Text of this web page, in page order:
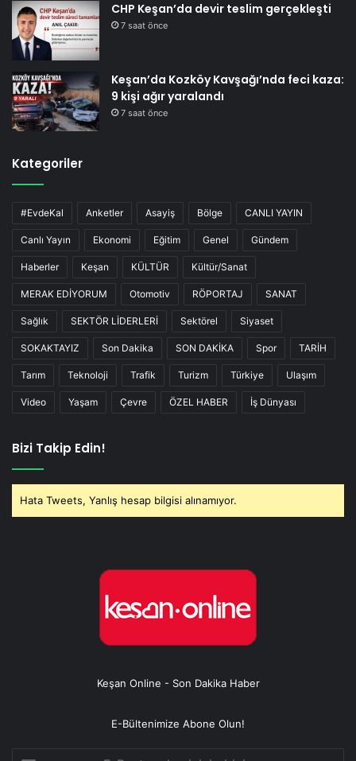
CHP Keşan’da devir teslim gerçekleşti
7 saat önce
Keşan’da Kozköy Kavşağı’nda feci kaza:
9 kişi ağır yaralandı
7 saat önce
Kategoriler
#EvdeKal Anketler Asayiş Bölge CANLI YAYIN
Canlı Yayın Ekonomi Eğitim Genel Gündem
Haberler Keşan KÜLTÜR Kültür/Sanat
MERAK EDİYORUM Otomotiv RÖPORTAJ SANAT
Sağlık SEKTÖR LİDERLERİ Sektörel Siyaset
SOKAKTAYIZ Son Dakika SON DAKİKA Spor TARİH
Tarım Teknoloji Trafik Turizm Türkiye Ulaşım
Video Yaşam Çevre ÖZEL HABER İş Dünyası
Bizi Takip Edin!
Hata Tweets, Yanlış hesap bilgisi alınamıyor.
Keşan Online - Son Dakika Haber
E-Bültenimize Abone Olun!